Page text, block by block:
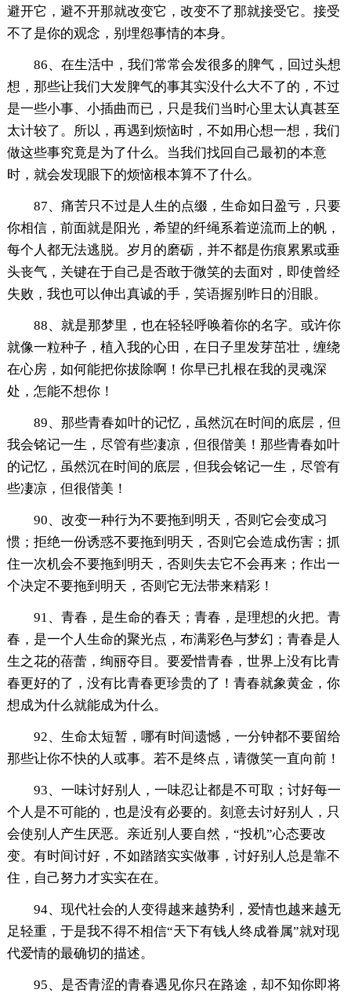
避开它，避不开那就改变它，改变不了那就接受它。接受
不了是你的观念，别埋怨事情的本身。
86、在生活中，我们常常会发很多的脾气，回过头想
想，那些让我们大发脾气的事其实没什么大不了的，不过
是一些小事、小插曲而已，只是我们当时心里太认真甚至
太计较了。所以，再遇到烦恼时，不如用心想一想，我们
做这些事究竟是为了什么。当我们找回自己最初的本意
时，就会发现眼下的烦恼根本算不了什么。
87、痛苦只不过是人生的点缀，生命如日盈亏，只要
你相信，前面就是阳光，希望的纤绳系着逆流而上的帆，
每个人都无法逃脱。岁月的磨砺，并不都是伤痕累累或垂
头丧气，关键在于自己是否敢于微笑的去面对，即使曾经
失败，我也可以伸出真诚的手，笑语握别昨日的泪眼。
88、就是那梦里，也在轻轻呼唤着你的名字。或许你
就像一粒种子，植入我的心田，在日子里发芽茁壮，缠绕
在心房，如何能把你拔除啊！你早已扎根在我的灵魂深
处，怎能不想你！
89、那些青春如叶的记忆，虽然沉在时间的底层，但
我会铭记一生，尽管有些凄凉，但很偕美！那些青春如叶
的记忆，虽然沉在时间的底层，但我会铭记一生，尽管有
些凄凉，但很偕美！
90、改变一种行为不要拖到明天，否则它会变成习
惯；拒绝一份诱惑不要拖到明天，否则它会造成伤害；抓
住一次机会不要拖到明天，否则失去它不会再来；作出一
个决定不要拖到明天，否则它无法带来精彩！
91、青春，是生命的春天；青春，是理想的火把。青
春，是一个人生命的聚光点，布满彩色与梦幻；青春是人
生之花的蓓蕾，绚丽夺目。要爱惜青春，世界上没有比青
春更好的了，没有比青春更珍贵的了！青春就象黄金，你
想成为什么就能成为什么。
92、生命太短暂，哪有时间遗憾，一分钟都不要留给
那些让你不快的人或事。若不是终点，请微笑一直向前！
93、一味讨好别人，一味忍让都是不可取；讨好每一
个人是不可能的，也是没有必要的。刻意去讨好别人，只
会使别人产生厌恶。亲近别人要自然，“投机”心态要改
变。有时间讨好，不如踏踏实实做事，讨好别人总是靠不
住，自己努力才实实在在。
94、现代社会的人变得越来越势利，爱情也越来越无
足轻重，于是我不得不相信“天下有钱人终成眷属”就对现
代爱情的最确切的描述。
95、是否青涩的青春遇见你只在路途，却不知你即将